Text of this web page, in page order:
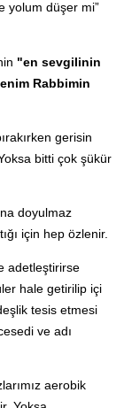
yolum düşer mi”
"en sevgilinin
Rabbimin
gerisin
bitti çok şükür
doyulmaz
için hep özlenir.
adetleştirirse
hale getirilip içi
tesis etmesi
ve adı
aerobik